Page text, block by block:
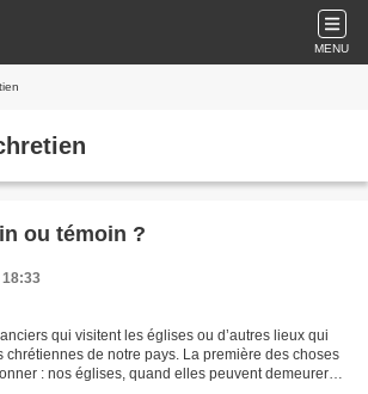
MENU
ou témoin ?
18:33
qui visitent les églises ou d’autres lieux qui
chrétiennes de notre pays. La première des choses
: nos églises, quand elles peuvent demeurer